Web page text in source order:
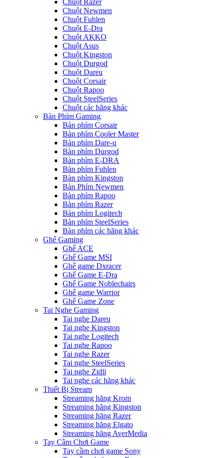
Chuột Razer
Chuột Newmen
Chuột Fuhlen
Chuột E-Dra
Chuột AKKO
Chuột Asus
Chuột Kingston
Chuột Durgod
Chuột Dareu
Chuột Corsair
Chuột Rapoo
Chuột SteelSeries
Chuột các hãng khác
Bàn Phím Gaming
Bàn phím Corsair
Bàn phím Cooler Master
Bàn phím Dare-u
Bàn phím Durgod
Bàn phím E-DRA
Bàn phím Fuhlen
Bàn phím Kingston
Bàn Phím Newmen
Bàn phím Rapoo
Bàn phím Razer
Bàn phím Logitech
Bàn phím SteelSeries
Bàn phím các hãng khác
Ghế Gaming
Ghế ACE
Ghế Game MSI
Ghế game Dxracer
Ghế Game E-Dra
Ghế Game Noblechairs
Ghế game Warrior
Ghế Game Zone
Tai Nghe Gaming
Tai nghe Dareu
Tai nghe Kingston
Tai nghe Logitech
Tai nghe Rapoo
Tai nghe Razer
Tai nghe SteelSeries
Tai nghe Zidli
Tai nghe các hãng khác
Thiết Bị Stream
Streaming hãng Krom
Streaming hãng Kingston
Streaming hãng Razer
Streaming hãng Elgato
Streaming hãng AverMedia
Tay Cầm Chơi Game
Tay cầm chơi game Sony